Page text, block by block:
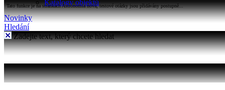
Katalogy objektů
Tato funkce je na stránkách Astronomia nová, testové otázky jsou přidávány postupně...
Novinky
Hledání
Zadejte text, který chcete hledat